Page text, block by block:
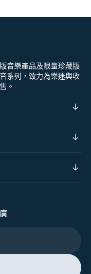
音樂產品及限量珍藏版
系列，致力為樂迷與收
。